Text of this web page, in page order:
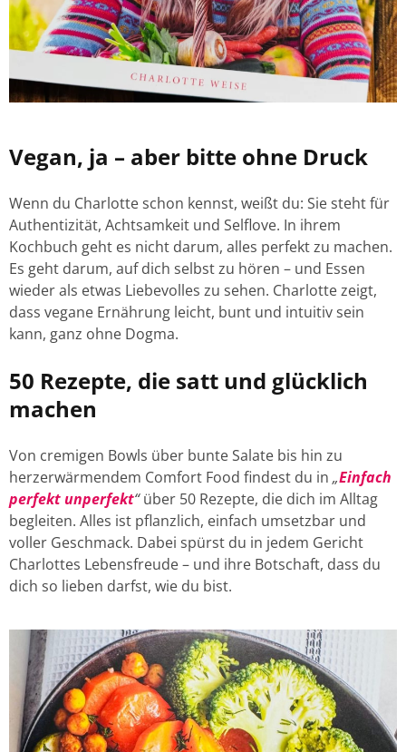
Vegan, ja – aber bitte ohne Druck
Wenn du Charlotte schon kennst, weißt du: Sie steht für
Authentizität, Achtsamkeit und Selflove. In ihrem
Kochbuch geht es nicht darum, alles perfekt zu machen.
Es geht darum, auf dich selbst zu hören – und Essen
wieder als etwas Liebevolles zu sehen. Charlotte zeigt,
dass vegane Ernährung leicht, bunt und intuitiv sein
kann, ganz ohne Dogma.
50 Rezepte, die satt und glücklich
machen
Von cremigen Bowls über bunte Salate bis hin zu
herzerwärmendem Comfort Food findest du in „Einfach
perfekt unperfekt“über 50 Rezepte, die dich im Alltag
begleiten. Alles ist pflanzlich, einfach umsetzbar und
voller Geschmack. Dabei spürst du in jedem Gericht
Charlottes Lebensfreude – und ihre Botschaft, dass du
dich so lieben darfst, wie du bist.